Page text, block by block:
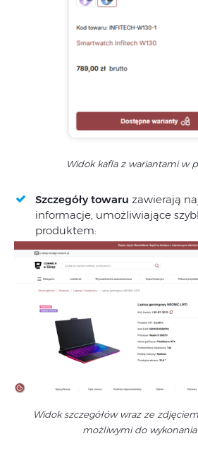
Widok kafla z wariantami w
Szczegóły towaru zawierają
informacje, umożliwiające
produktem:
Widok szczegółów wraz ze
możliwymi do